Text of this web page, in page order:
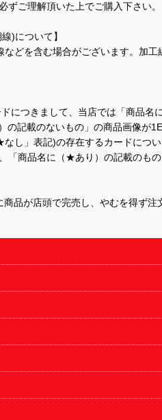
ずご理解頂いた上でご購入下さい。
)について】
どを含む場合がございます。加
につきまして、当店では「商品
記載のないもの」の商品画像が
し」表記)の存在するカードにつ
「商品名に（★あり）の記載のも
品が店頭で完売し、やむを得ず注